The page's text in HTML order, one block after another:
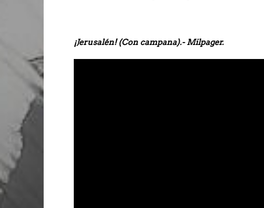
¡Jerusalén! (Con campana).- Milpager.